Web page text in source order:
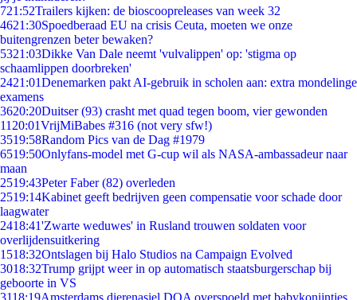
721:52Trailers kijken: de bioscoopreleases van week 32
4621:30Spoedberaad EU na crisis Ceuta, moeten we onze
buitengrenzen beter bewaken?
5321:03Dikke Van Dale neemt 'vulvalippen' op: 'stigma op
schaamlippen doorbreken'
2421:01Denemarken pakt AI-gebruik in scholen aan: extra mondelinge
examens
3620:20Duitser (93) crasht met quad tegen boom, vier gewonden
11 20:01VrijMiBabes #316 (not very sfw!)
3519:58Random Pics van de Dag #1979
6519:50Onlyfans-model met G-cup wil als NASA-ambassadeur naar
maan
2519:43Peter Faber (82) overleden
2519:14Kabinet geeft bedrijven geen compensatie voor schade door
laagwater
2418:41'Zwarte weduwes' in Rusland trouwen soldaten voor
overlijdensuitkering
1518:32Ontslagen bij Halo Studios na Campaign Evolved
3018:32Trump grijpt weer in op automatisch staatsburgerschap bij
geboorte in VS
3118:19Amsterdams dierenasiel DOA overspoeld met babykonijntjes